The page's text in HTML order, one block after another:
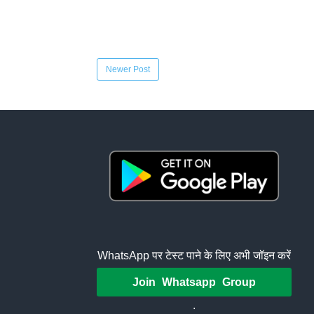
Newer Post
WhatsApp पर टेस्ट पाने के लिए अभी जॉइन करें
Join Whatsapp Group
.